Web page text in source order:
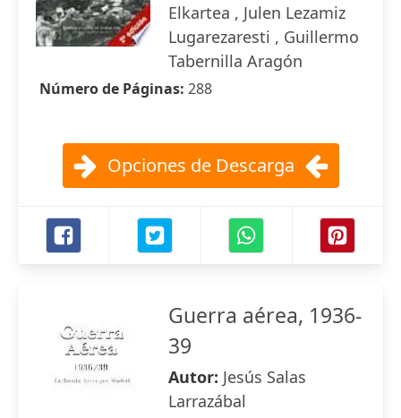
Elkartea , Julen Lezamiz
Lugarezaresti , Guillermo
Tabernilla Aragón
Número de Páginas: 288
Opciones de Descarga
Guerra aérea, 1936-
39
Autor: Jesús Salas
Larrazábal